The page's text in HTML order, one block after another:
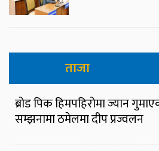
ताजा
ब्रोड पिक हिमपहिरोमा ज्यान
सम्झनामा ठमेलमा दीप प्रज्वलन